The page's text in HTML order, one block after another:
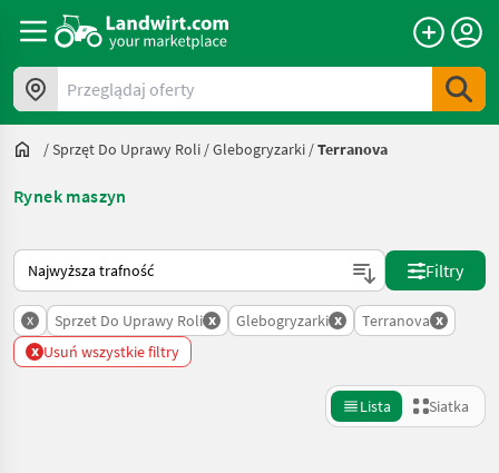
Przeglądaj oferty
/Sprzęt Do Uprawy Roli /Glebogryzarki /Terranova
Rynek maszyn
Tak sortuje się na Landwirt.com
Filtry
x Sprzet Do Uprawy Roli x Glebogryzarki x Terranova x
x Usuń wszystkie filtry
Lista Siatka